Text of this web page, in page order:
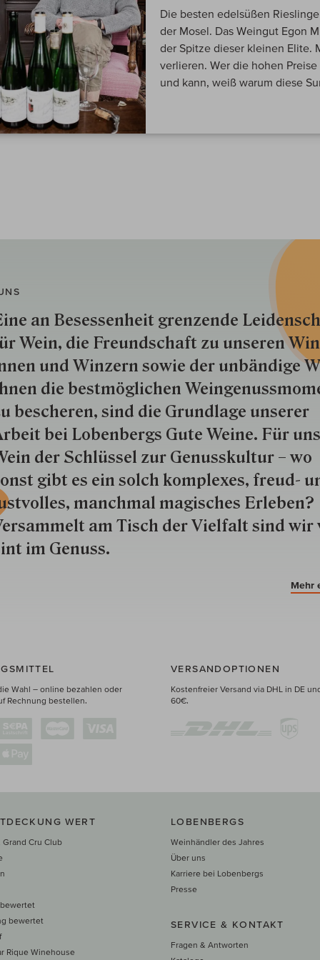
Die besten edelsüßen
der Mosel. Das Weingut Egon
der Spitze dieser kleinen Elite.
verlieren. Wer die hohen
und kann, weiß warum diese
an Besessenheit gren­zende
Wein, die Freund­schaft zu unseren
und Win­zern so­wie der un­bän­dige
die best­mög­lich­en
besche­ren, sind die Grund­lage unserer
bei Lobenbergs Gute Weine. Für
der Schlüs­sel zur Genuss­kultur – wo
gibt es ein solch kom­plexes, freud-
manchmal ma­gisch­es Er­le­ben?
am Tisch der Vielfalt sind
im Genuss.
Mehr
Wahl – online bezahlen oder
Rechnung bestellen.
VERSANDOPTIONEN
Kostenfreier Versand via DHL in DE
60€.
WERT
Cru Club
bewertet
Rique Winehouse
LOBENBERGS
Weinhändler des Jahres
Über uns
Karriere bei Lobenbergs
Presse
SERVICE & KONTAKT
Fragen & Antworten